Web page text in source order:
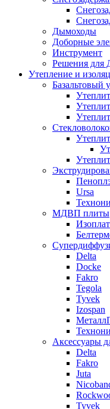
Дымоходы
Доборные
Инструмент
Решения для
Утепление и
Базальтовый
Ursa
МДВП плиты
Изоплат
Delta
Docke
Fakro
Tegola
Tyvek
Izospan
Аксессуары
Delta
Fakro
Juta
Tyvek